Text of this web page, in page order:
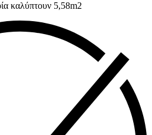
καλύπτουν 5,58m2